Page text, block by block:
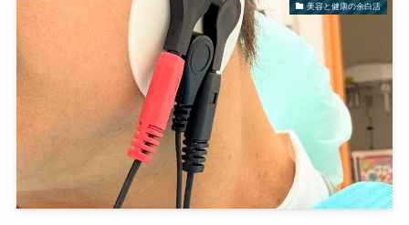
美容と健康の余白活